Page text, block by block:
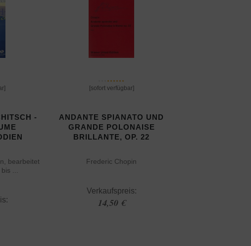
-
bearbeitet
...
[sofort verfügbar]
ANDANTE SPIANATO UND
GRANDE POLONAISE
BRILLANTE, OP. 22
Frederic Chopin
Verkaufspreis:
14,50 €